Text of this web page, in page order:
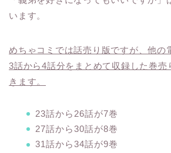
います。
めちゃコミでは話売り版ですが、他の
3話から4話分をまとめて収録した巻売
きます。
23話から26話が7巻
27話から30話が8巻
31話から34話が9巻